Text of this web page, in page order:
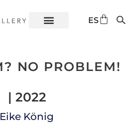
ES
EN
NO PROBLEM!
| 2022
Eike König